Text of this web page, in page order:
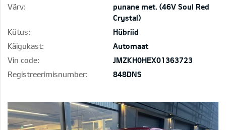
Värv:
punane met. (46V Soul Red
Crystal)
Kütus:
Hübriid
Käigukast:
Automaat
Vin code:
JMZKH0HEX01363723
Registreerimisnumber:
848DNS